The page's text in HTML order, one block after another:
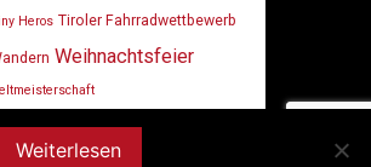
Heros Tiroler Fahrradwettbewerb
Weihnachtsfeier
Weiterlesen